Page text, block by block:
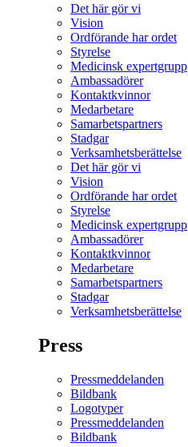
Det här gör vi
Vision
Ordförande har ordet
Styrelse
Medicinsk expertgrupp
Ambassadörer
Kontaktkvinnor
Medarbetare
Samarbetspartners
Stadgar
Verksamhetsberättelse
Det här gör vi
Vision
Ordförande har ordet
Styrelse
Medicinsk expertgrupp
Ambassadörer
Kontaktkvinnor
Medarbetare
Samarbetspartners
Stadgar
Verksamhetsberättelse
Press
Pressmeddelanden
Bildbank
Logotyper
Pressmeddelanden
Bildbank